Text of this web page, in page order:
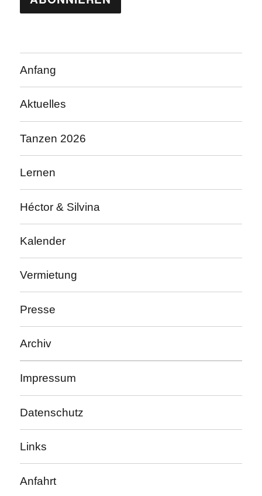
Anfang
Aktuelles
Tanzen 2026
Lernen
Héctor & Silvina
Kalender
Vermietung
Presse
Archiv
Impressum
Datenschutz
Links
Anfahrt